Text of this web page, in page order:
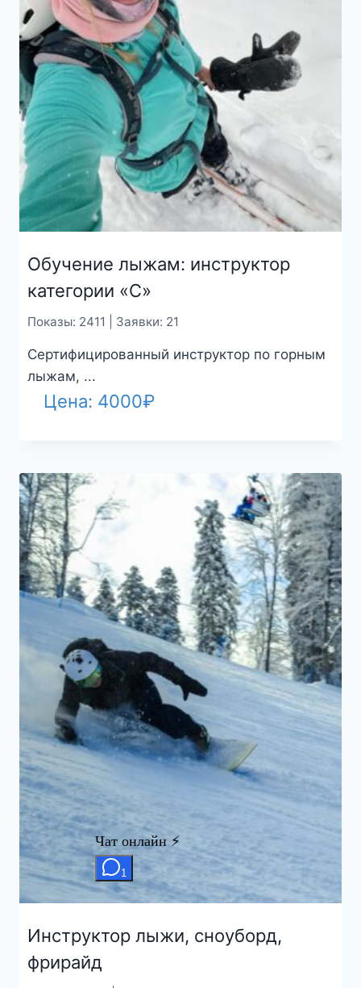
Обучение лыжам: инструктор
категории «С»
Показы: 2411 | Заявки: 21
Сертифицированный инструктор по горным
лыжам, ...
Цена: 4000₽
Инструктор лыжи, сноуборд,
фрирайд